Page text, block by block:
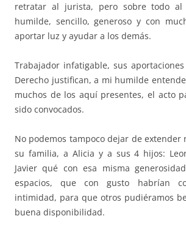
retratar al jurista, pero sobre todo al
humilde, sencillo, generoso y con
aportar luz y ayudar a los demás.
Trabajador infatigable, sus
Derecho justifican, a mi humilde
muchos de los aquí presentes, el acto
sido convocados.
No podemos tampoco dejar de
su familia, a Alicia y a sus 4 hijos:
Javier qué con esa misma
espacios, que con gusto habrían
intimidad, para que otros pudiéramos
buena disponibilidad.